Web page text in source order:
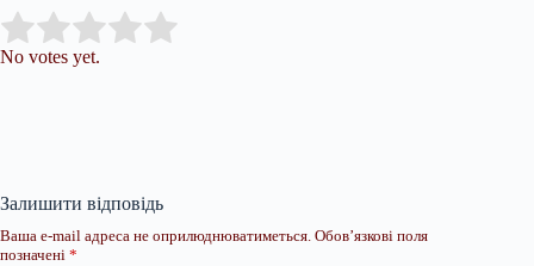
Rate this item:
No votes yet.
Залишити відповідь
Ваша e-mail адреса не оприлюднюватиметься. Обов’язкові поля
позначені *